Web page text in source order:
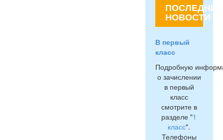
ПОСЛЕДНИЕ
НОВОСТИ
В первый
класс
Подробную
о зачислении
в первый
класс
смотрите в
разделе "1
класс".
Телефоны